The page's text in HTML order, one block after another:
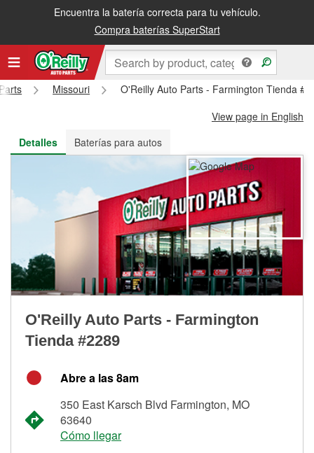
Encuentra la batería correcta para tu vehículo.
Compra baterías SuperStart
Recibe tu orden gratis al día siguiente o recógela en la tienda
Missouri
O'Reilly Auto Parts - Farmington Tienda
View page in English
Detalles
Baterías para autos
O'Reilly Auto Parts - Farmington
Tienda #2289
Abre a las 8am
350 East Karsch Blvd Farmington, MO
63640
Cómo llegar